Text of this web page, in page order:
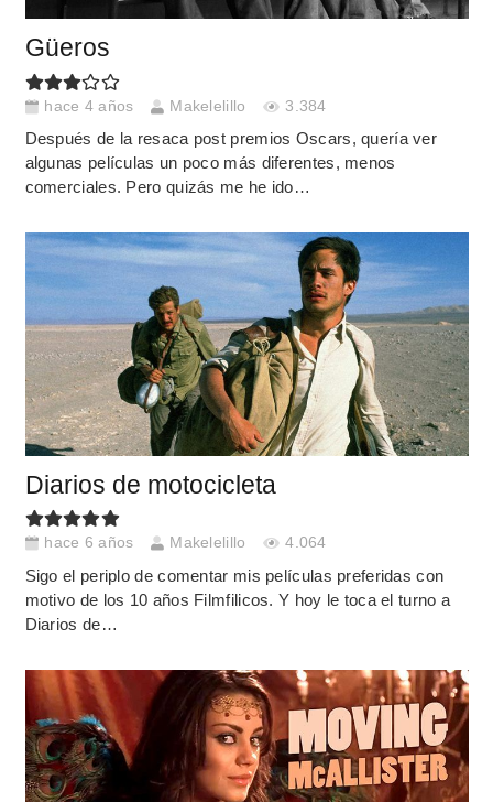
Güeros
hace 4 años Makelelillo 3.384
Después de la resaca post premios Oscars, quería ver
algunas películas un poco más diferentes, menos
comerciales. Pero quizás me he ido…
Diarios de motocicleta
hace 6 años Makelelillo 4.064
Sigo el periplo de comentar mis películas preferidas con
motivo de los 10 años Filmfilicos. Y hoy le toca el turno a
Diarios de…